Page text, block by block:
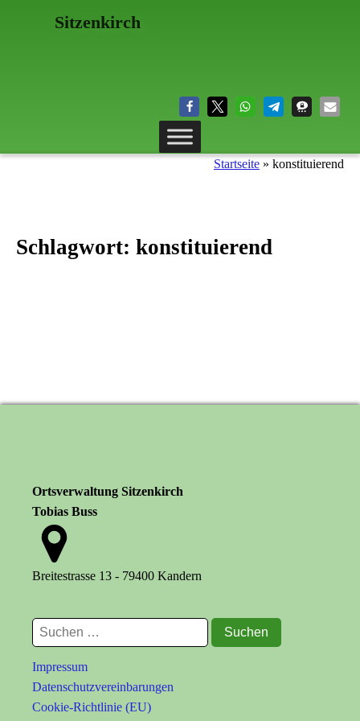
Sitzenkirch
Startseite » konstituierend
Schlagwort: konstituierend
Ortsverwaltung Sitzenkirch
Tobias Buss
Breitestrasse 13 - 79400 Kandern
Suchen
nach:
Impressum
Datenschutzvereinbarungen
Cookie-Richtlinie (EU)